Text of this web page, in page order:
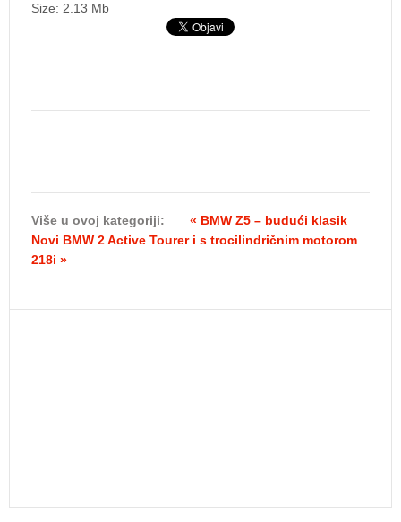
Size: 2.13 Mb
Više u ovoj kategoriji:
« BMW Z5 – budući klasik
Novi BMW 2 Active Tourer i s trocilindričnim motorom
218i »